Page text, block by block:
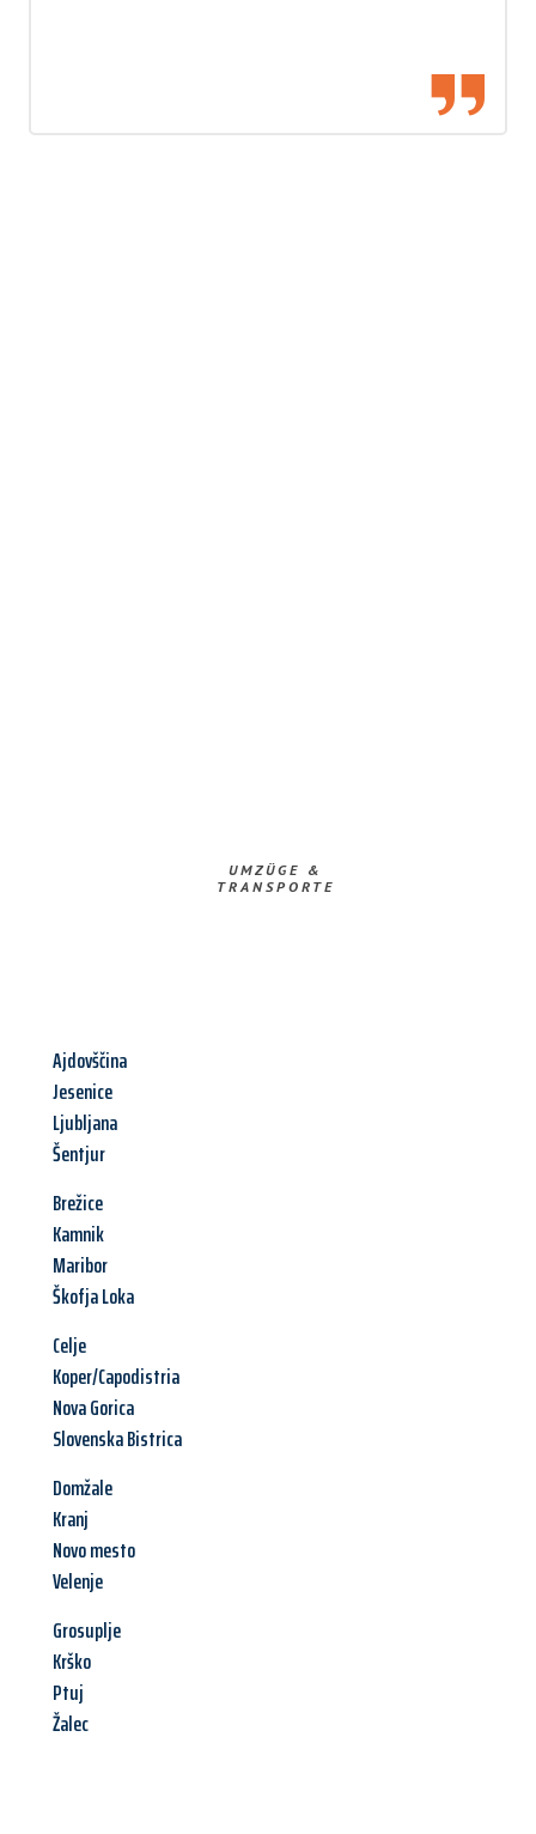
UMZÜGE &
TRANSPORTE
Ajdovščina
Jesenice
Ljubljana
Šentjur
Brežice
Kamnik
Maribor
Škofja Loka
Celje
Koper/Capodistria
Nova Gorica
Slovenska Bistrica
Domžale
Kranj
Novo mesto
Velenje
Grosuplje
Krško
Ptuj
Žalec